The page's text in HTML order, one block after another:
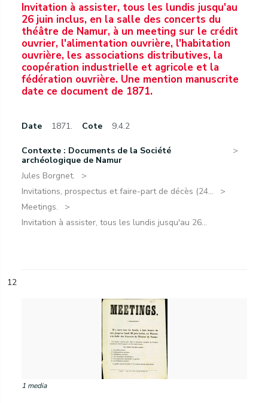
Invitation à assister, tous les lundis jusqu'au
26 juin inclus, en la salle des concerts du
théâtre de Namur, à un meeting sur le crédit
ouvrier, l'alimentation ouvrière, l'habitation
ouvrière, les associations distributives, la
coopération industrielle et agricole et la
fédération ouvrière. Une mention manuscrite
date ce document de 1871.
Date 1871. Cote 9.4.2
Contexte : Documents de la Société
archéologique de Namur
Jules Borgnet.
Invitations, prospectus et faire-part de décès (24...
Meetings.
Invitation à assister, tous les lundis jusqu'au 26...
12
1 media